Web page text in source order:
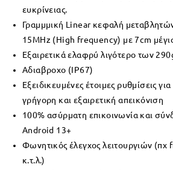
ευκρίνειας.
Γραμμμική Linear κεφαλή
15MHz (High frequency) με 7cm
Εξαιρετικά ελαφρύ λιγότερο των
Αδιαβροχο (IP67)
Εξειδικευμένες έτοιμες ρυθμίσεις
γρήγορη και εξαιρετική απεικόνιση
100% ασύρματη επικοινωνία και
Android 13+
Φωνητικός έλεγχος λειτουργιών (πχ
κ.τ.λ.)